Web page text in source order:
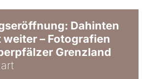
Dahinten
– Fotografien
Grenzland